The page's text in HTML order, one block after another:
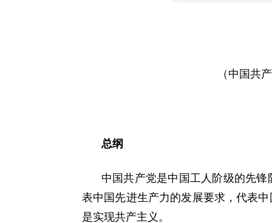
（中国共
总纲
中国共产党是中国工人阶级的先
表中国先进生产力的发展要求，代表
是实现共产主义。